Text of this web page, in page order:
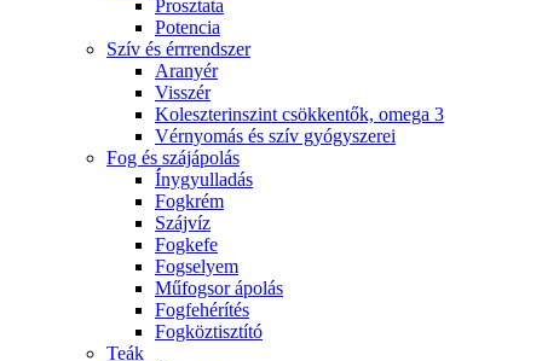
Prosztata
Potencia
Szív és érrrendszer
Aranyér
Visszér
Koleszterinszint csökkentők, omega 3
Vérnyomás és szív gyógyszerei
Fog és szájápolás
Í́nygyulladás
Fogkrém
Szájvíz
Fogkefe
Fogselyem
Műfogsor ápolás
Fogfehérítés
Fogköztisztító
Teák